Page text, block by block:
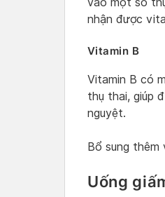
nhận được
Vitamin B
Vitamin B có
thụ thai, giúp
nguyệt.
Bổ sung thêm
Uống